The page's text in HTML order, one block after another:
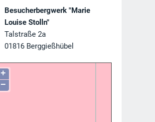
Besucherbergwerk "Marie
Louise Stolln"
Talstraße 2a
01816 Berggießhübel
+
−